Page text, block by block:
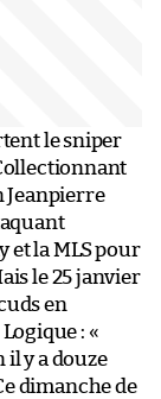
le sniper
Jeanpierre
et la MLS pour
le 25 janvier
en
: «
il y a douze
dimanche de